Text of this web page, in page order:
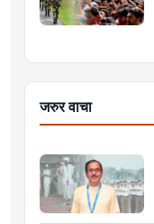
जरुर वाचा